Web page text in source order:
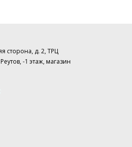
сторона, д. 2, ТРЦ
-1 этаж, магазин